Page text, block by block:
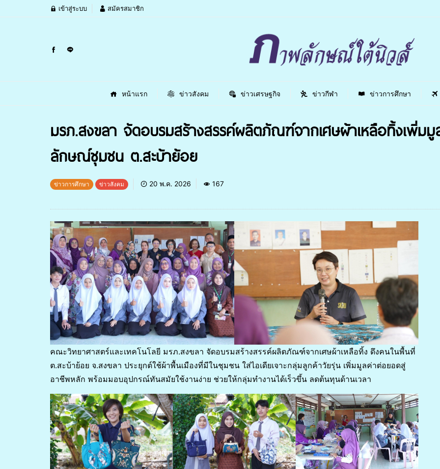
เข้าสู่ระบบ สมัครสมาชิก
หน้าแรก ข่าวสังคม ข่าวเศรษฐกิจ ข่าวกีฬา ข่าวการศึกษา
มรภ.สงขลา จัดอบรมสร้างสรรค์ผลิตภัณฑ์จากเศษผ้าเหลือทิ้งเพิ่ม
ลักษณ์ชุมชน ต.สะบ้าย้อย
ข่าวการศึกษา ข่าวสังคม 20 พ.ค. 2026 167
คณะวิทยาศาสตร์และเทคโนโลยี มรภ.สงขลา จัดอบรมสร้างสรรค์ผลิตภัณฑ์จากเศษผ้าเหลือทิ้ง ดึงคนในพื้นที่
ต.สะบ้าย้อย จ.สงขลา ประยุกต์ใช้ผ้าพื้นเมืองที่มีในชุมชน ใส่ไอเดียเจาะกลุ่มลูกค้าวัยรุ่น เพิ่มมูลค่าต่อยอดสู่
อาชีพหลัก พร้อมมอบอุปกรณ์ทันสมัยใช้งานง่าย ช่วยให้กลุ่มทำงานได้เร็วขึ้น ลดต้นทุนด้านเวลา